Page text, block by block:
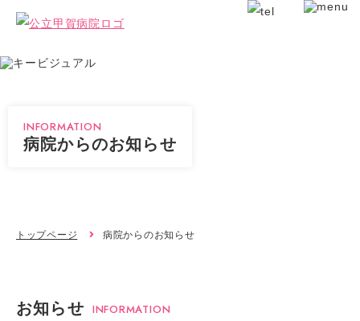
INFORMATION
病院からのお知らせ
トップページ 病院からのお知らせ
お知らせ INFORMATION